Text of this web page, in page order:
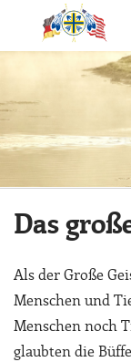
Das
Als der Große
Menschen und
Menschen noch
glaubten die